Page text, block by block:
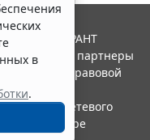
в
.
ГАРАНТ
и ее партнеры
правовой
качестве сетевого
в сфере